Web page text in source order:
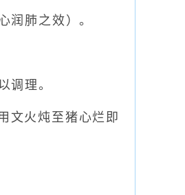
润肺之效）。
以调理。
文火炖至猪心烂即